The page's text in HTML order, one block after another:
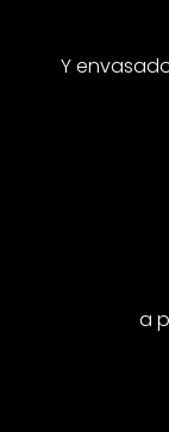
Y
a